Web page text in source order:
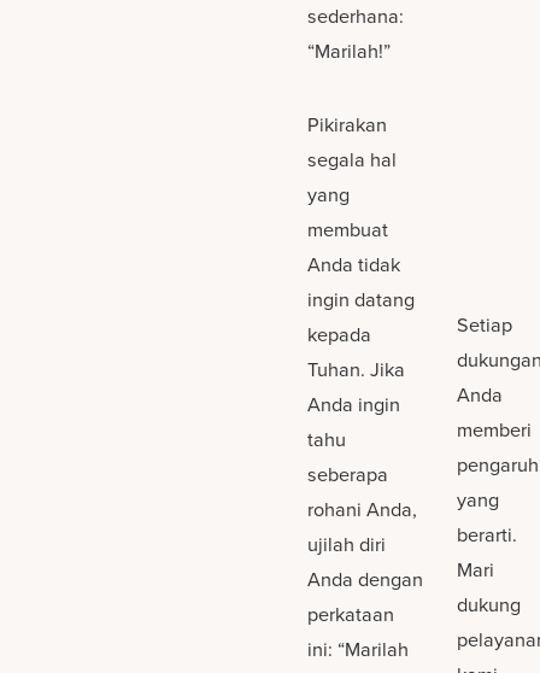
sederhana:
“Marilah!”
Pikirakan
segala hal
yang
membuat
Anda tidak
ingin datang
kepada
Tuhan. Jika
Anda ingin
tahu
seberapa
rohani Anda,
ujilah diri
Anda dengan
perkataan
ini: “Marilah
Setiap
Anda
memberi
pengaruh
yang
berarti.
Mari
dukung